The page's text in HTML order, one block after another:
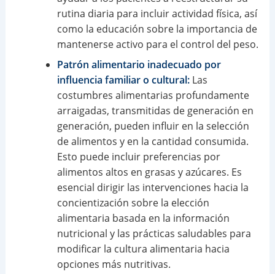
rutina diaria para incluir actividad física, así
como la educación sobre la importancia de
mantenerse activo para el control del peso.
Patrón alimentario inadecuado por
influencia familiar o cultural:Las
costumbres alimentarias profundamente
arraigadas, transmitidas de generación en
generación, pueden influir en la selección
de alimentos y en la cantidad consumida.
Esto puede incluir preferencias por
alimentos altos en grasas y azúcares. Es
esencial dirigir las intervenciones hacia la
concientización sobre la elección
alimentaria basada en la información
nutricional y las prácticas saludables para
modificar la cultura alimentaria hacia
opciones más nutritivas.